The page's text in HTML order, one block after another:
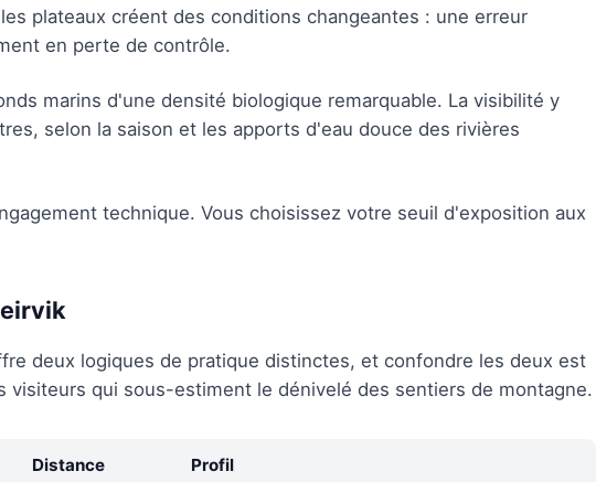
plateaux créent des conditions changeantes : une erreur
en perte de contrôle.
marins d'une densité biologique remarquable. La visibilité y
selon la saison et les apports d'eau douce des rivières
technique. Vous choisissez votre seuil d'exposition aux
deux logiques de pratique distinctes, et confondre les deux est
visiteurs qui sous-estiment le dénivelé des sentiers de montagne.
Distance Profil